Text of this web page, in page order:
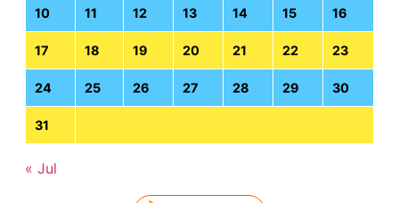
10 11 12 13 14 15 16
17 18 19 20 21 22 23
24 25 26 27 28 29 30
31
« Jul